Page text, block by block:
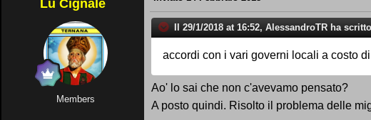
Lu Cignale
Members
Il 29/1/2018 at 16:52, AlessandroTR ha
accordi con i vari governi locali a costo
Ao' lo sai che non c'avevamo pensato?
A posto quindi. Risolto il problema delle